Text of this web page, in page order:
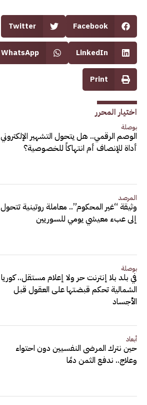
Facebook
Twitter
LinkedIn
WhatsApp
Print
اختيار المحرر
بوصلة
الوصم الرقمي.. هل يتحول التشهير الإلكتروني
أداة للإنصاف أم انتهاكاً للخصوصية؟
المرصد
وثيقة “غير المحكوم”.. معاملة روتينية تتحول
إلى عبء معيشي يومي للسوريين
بوصلة
في بلد بلا إنترنت حر ولا إعلام مستقل.. كوريا
الشمالية تحكم قبضتها على العقول قبل
الأجساد
أبعاد
حين نترك المرضى النفسيين دون احتواء
وعلاج.. ندفع الثمن دمًا